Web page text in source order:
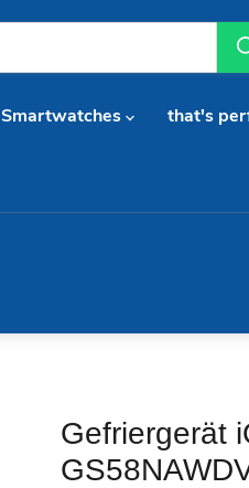
Smartwatches that's
Gefriergerät